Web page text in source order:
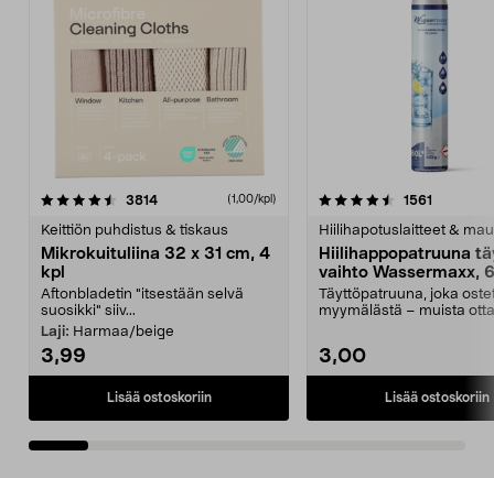
3814arvostelut (1,00/kpl)
Keittiön puhdistus & tiskaus
Mikrokuituliina 32 x 31 cm, 4
kpl
Aftonbladetin "itsestään selvä
suosikki" siiv...
Laji: Harmaa/beige
3,99
Lisää ostoskoriin
4.5viidestä
1561
Hiilihapotuslaitteet &
Hiilihappopatruuna
vaihto Wassermaxx,
Täyttöpatruuna, joka
myymälästä – muista
3,00
Lisää ostoskoriin
4.5viidestä